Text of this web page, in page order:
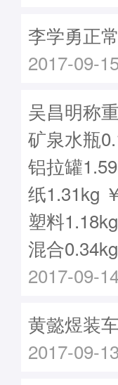
李学勇正
2017-09-
吴昌明称
矿泉水瓶
铝拉罐
纸1.31kg
塑料
混合
2017-09-
黄懿煜装
2017-09-